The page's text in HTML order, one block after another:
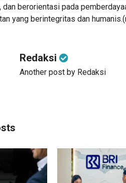
dan berorientasi pada
yang berintegritas dan
Redaksi
Another post by Redaksi